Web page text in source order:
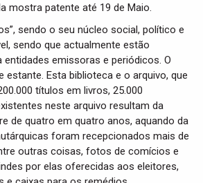
mostra patente até 19 de Maio.
sendo o seu núcleo social, político e
sendo que actualmente estão
emissoras e periódicos. O
Esta biblioteca e o arquivo, que
títulos em livros, 25.000
neste arquivo resultam da
de quatro em quatro anos, aquando da
foram recepcionados mais de
outras coisas, fotos de comícios e
por elas oferecidas aos eleitores,